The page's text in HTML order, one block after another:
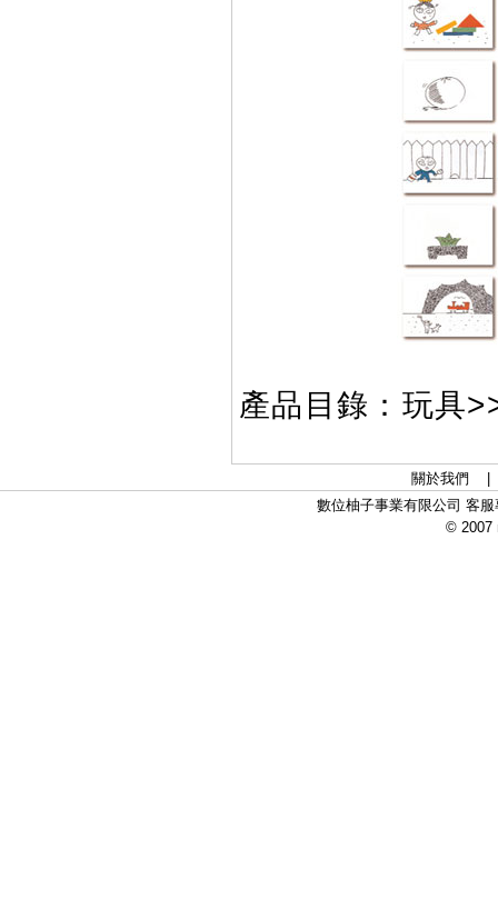
產品目錄：玩具
關於我們
數位柚子事業有限公司 客
© 2007